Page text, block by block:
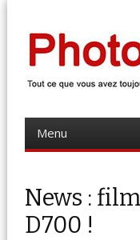
Photo
Menu
content
News :
D700 !